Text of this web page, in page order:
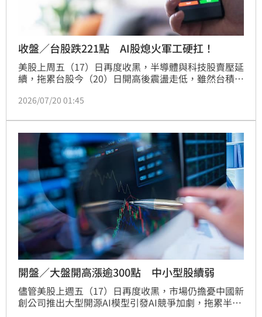
收盤／台股跌221點 AI股熄火軍工硬扛！
美股上周五（17）日再度收黑，半導體與科技股賣壓延
續，拖累台股今（20）日開高後震盪走低，雖然台積電
勢擴大，加權指數終場下跌221.57點，收在42,449.70
重挫2.62%，收368.53點，成交金額1,903.46億元，中
小型股賣壓明顯高於集中市場。
2026/07/20 01:45
開盤／大盤開高漲逾300點 中小型股續弱
儘管美股上週五（17）日再度收黑，市場仍擔憂中國新
創公司推出大型開源AI模型引發AI競爭加劇，拖累半導